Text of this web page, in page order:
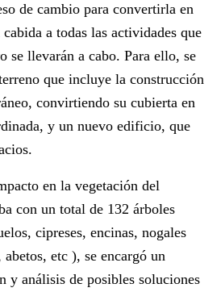
de cambio para convertirla en
a todas las actividades que
se llevarán a cabo. Para ello, se
que incluye la construcción
convirtiendo su cubierta en
, y un nuevo edificio, que
en la vegetación del
con un total de 132 árboles
cipreses, encinas, nogales
abetos, etc ), se encargó un
y análisis de posibles soluciones